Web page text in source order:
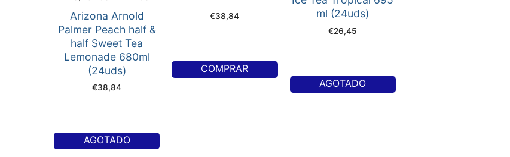
Arizona Arnold
Palmer Peach half &
half Sweet Tea
Lemonade 680ml
(24uds)
€38,84
AGOTADO
€38,84
COMPRAR
ml (24uds)
€26,45
AGOTADO